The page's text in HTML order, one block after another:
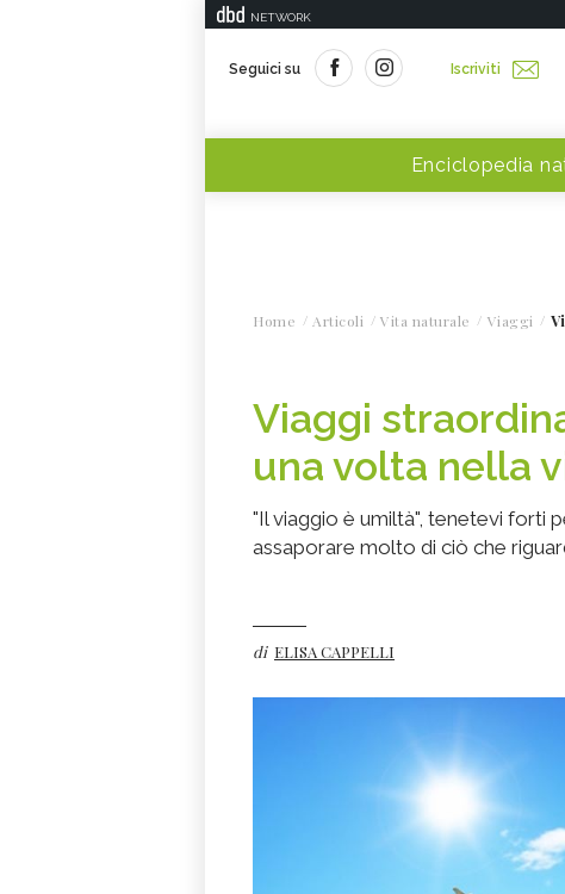
NETWORK
Seguici su Iscriviti
Enciclopedia
Home Articoli Vita naturale Viaggi
Viaggi
una volta nella
"Il viaggio è umiltà", tenetevi forti
assaporare molto di ciò che
di ELISA CAPPELLI